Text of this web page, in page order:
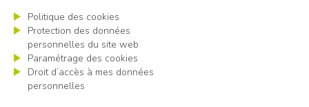
Politique des cookies
Protection des données
personnelles du site web
Paramétrage des cookies
Droit d’accès à mes données
personnelles